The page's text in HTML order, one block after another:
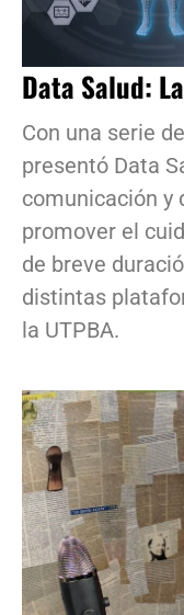
Data Salud:
Con una serie
presentó Data
comunicación y
promover el
de breve
distintas
la UTPBA.